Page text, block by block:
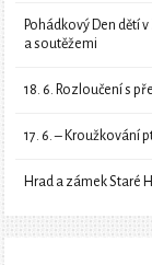
Pohádkový Den dětí
a soutěžemi
18. 6. Rozloučení s
17. 6. – Kroužkování
Hrad a zámek Staré